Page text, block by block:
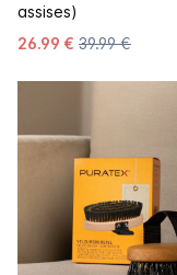
assises)
26.99 € 39.99 €